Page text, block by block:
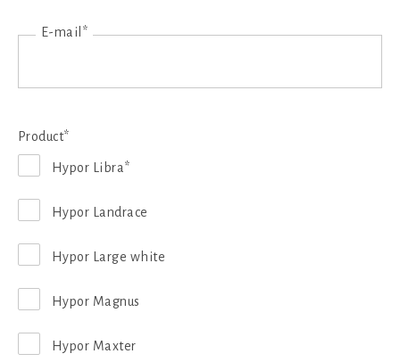
E-mail*
Product*
Hypor Libra*
Hypor Landrace
Hypor Large white
Hypor Magnus
Hypor Maxter